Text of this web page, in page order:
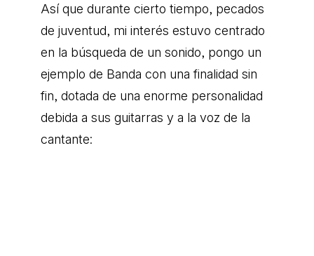
Así que durante cierto tiempo, pecados
de juventud, mi interés estuvo centrado
en la búsqueda de un sonido, pongo un
ejemplo de Banda con una finalidad sin
fin, dotada de una enorme personalidad
debida a sus guitarras y a la voz de la
cantante: